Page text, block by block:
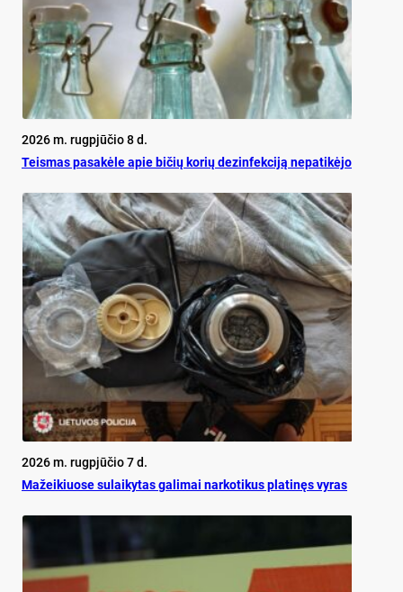
2026 m. rugpjūčio 8 d.
Teis­mas pa­sa­kė­le apie bi­čių ko­rių de­zin­fek­ci­ją ne­pa­ti­kė­jo
2026 m. rugpjūčio 7 d.
Mažeikiuose sulaikytas galimai narkotikus platinęs vyras